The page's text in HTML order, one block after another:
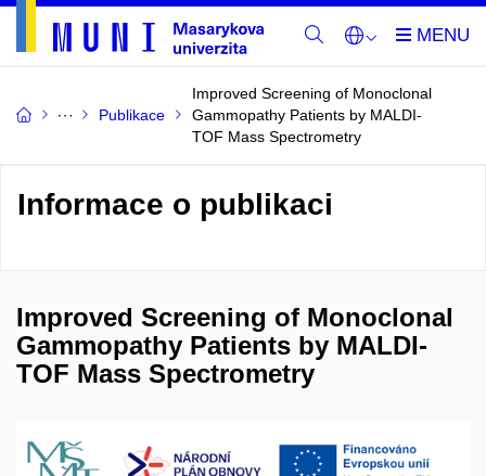
Publikace
Improved Screening of Monoclonal
Gammopathy Patients by MALDI-
TOF Mass Spectrometry
Informace o publikaci
Improved Screening of Monoclonal
Gammopathy Patients by MALDI-
TOF Mass Spectrometry